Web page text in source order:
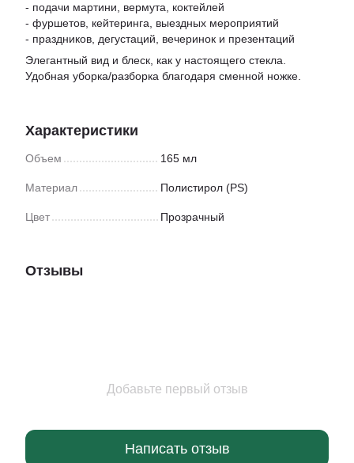
- подачи мартини, вермута, коктейлей
- фуршетов, кейтеринга, выездных мероприятий
- праздников, дегустаций, вечеринок и презентаций
Элегантный вид и блеск, как у настоящего стекла.
Удобная уборка/разборка благодаря сменной ножке.
Характеристики
Объем 165 мл
Материал Полистирол (PS)
Цвет Прозрачный
Отзывы
Добавьте первый отзыв
Написать отзыв